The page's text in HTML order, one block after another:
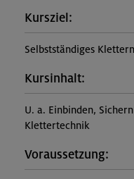
Kursziel:
Selbstständiges
Kursinhalt:
U. a. Einbinden,
Klettertechnik
Voraussetzung: